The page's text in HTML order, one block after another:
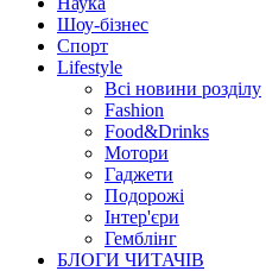
Шоу-бізнес
Спорт
Lifestyle
Всі новини розділу
Fashion
Food&Drinks
Мотори
Гаджети
Подорожі
Інтер'єри
Гемблінг
БЛОГИ ЧИТАЧІВ